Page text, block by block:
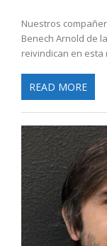
Nuestros
Benech Arnold de
reivindican en esta
READ MORE